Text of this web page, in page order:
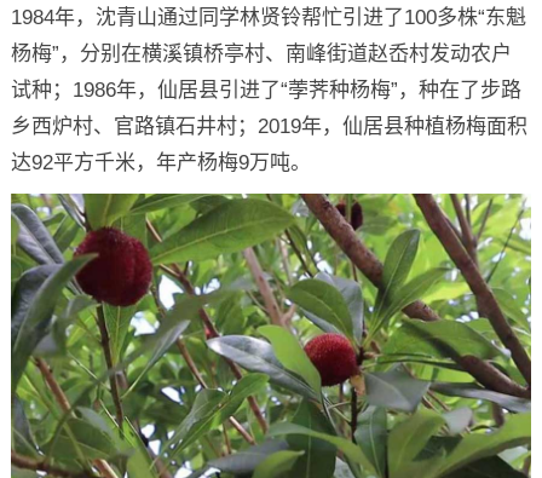
1984年，沈青山通过同学林贤铃帮忙引进了100多株“东魁
杨梅”，分别在横溪镇桥亭村、南峰街道赵岙村发动农户
试种；1986年，仙居县引进了“荸荠种杨梅”，种在了步路
乡西炉村、官路镇石井村；2019年，仙居县种植杨梅面积
达92平方千米，年产杨梅9万吨。